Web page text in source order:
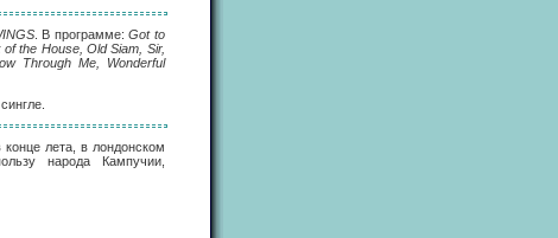
. В программе:Got to
the House, Old Siam, Sir,
Through Me, Wonderful
лета, в лондонском
народа Кампучии,